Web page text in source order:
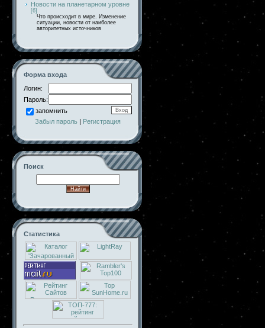
Новости на планетарном уровне
[6]
Что происходит в мире. Изменение
ситуации, новости от наиболее
авторитетных источников
Форма входа
Логин:
Пароль:
запомнить
Забыл пароль | Регистрация
Поиск
Статистика